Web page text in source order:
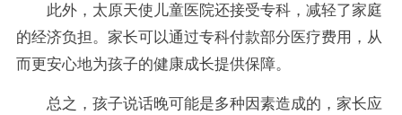
此外，太原天使儿童医院还接受专科，减轻了家庭
的经济负担。家长可以通过专科付款部分医疗费用，从
而更安心地为孩子的健康成长提供保障。
总之，孩子说话晚可能是多种因素造成的，家长应